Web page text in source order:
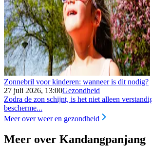
Zonnebril voor kinderen: wanneer is dit nodig?
27 juli 2026, 13:00Gezondheid
Zodra de zon schijnt, is het niet alleen
bescherme...
Meer over weer en gezondheid
Meer over Kandangpanjang